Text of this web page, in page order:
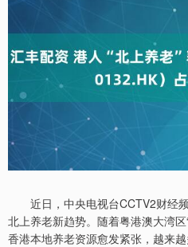
近日，中央电视台CCTV2财经频
北上养老新趋势。随着粤港澳大湾区
香港本地养老资源愈发紧张，越来越